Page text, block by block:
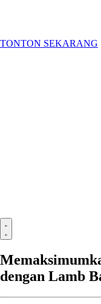
TONTON SEKARANG
dengan Lamb